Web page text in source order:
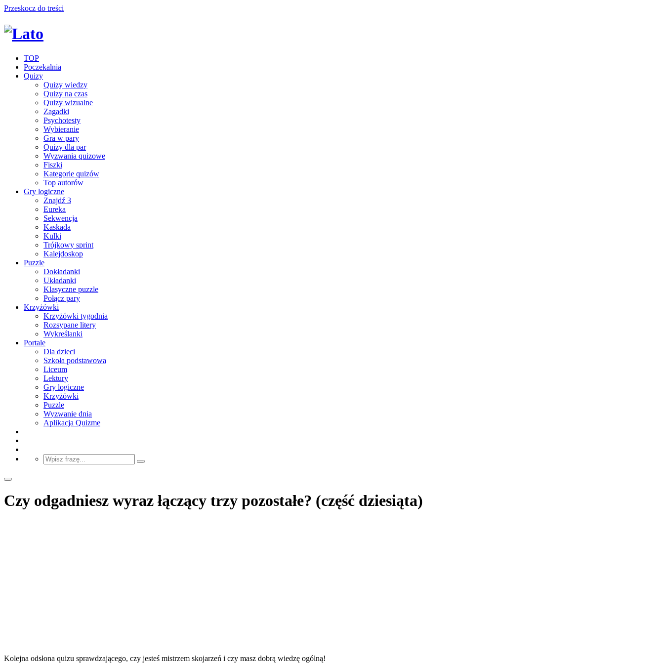
Przeskocz do treści
TOP
Poczekalnia
Quizy
Quizy wiedzy
Quizy na czas
Quizy wizualne
Zagadki
Psychotesty
Wybieranie
Gra w pary
Quizy dla par
Wyzwania quizowe
Fiszki
Kategorie quizów
Top autorów
Gry logiczne
Znajdź 3
Eureka
Sekwencja
Kaskada
Kulki
Trójkowy sprint
Kalejdoskop
Puzzle
Dokładanki
Układanki
Klasyczne puzzle
Połącz pary
Krzyżówki
Krzyżówki tygodnia
Rozsypane litery
Wykreślanki
Portale
Dla dzieci
Szkoła podstawowa
Liceum
Lektury
Gry logiczne
Krzyżówki
Puzzle
Wyzwanie dnia
Aplikacja Quizme
Czy odgadniesz wyraz łączący trzy pozostałe? (część dziesiąta)
Kolejna odsłona quizu sprawdzającego, czy jesteś mistrzem skojarzeń i czy masz dobrą wiedzę ogólną!